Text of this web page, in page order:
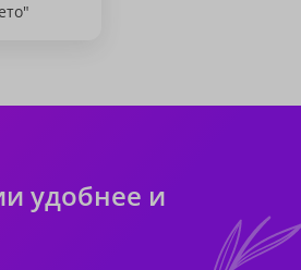
удобнее и